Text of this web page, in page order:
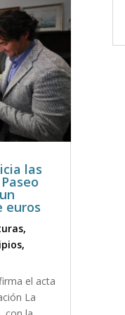
las
euros
,
,
el acta
La